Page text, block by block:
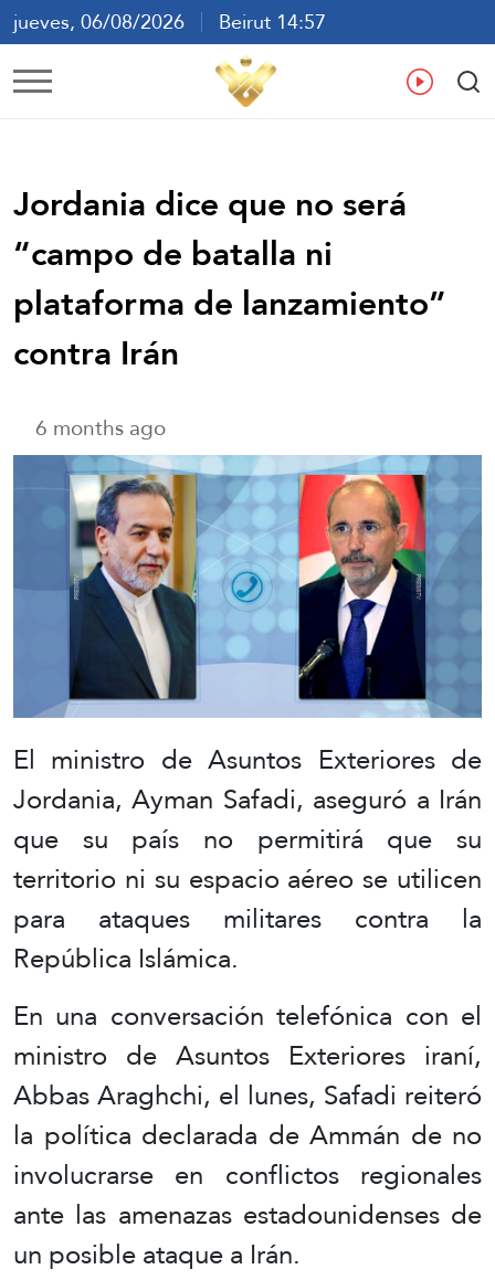
jueves, 06/08/2026
Beirut 14:57
ع En
Jordania dice que no será
“campo de batalla ni
plataforma de lanzamiento”
contra Irán
6 months ago
El ministro de Asuntos Exteriores de
Jordania, Ayman Safadi, aseguró a Irán
que su país no permitirá que su
territorio ni su espacio aéreo se utilicen
para ataques militares contra la
República Islámica.
En una conversación telefónica con el
ministro de Asuntos Exteriores iraní,
Abbas Araghchi, el lunes, Safadi reiteró
la política declarada de Ammán de no
involucrarse en conflictos regionales
ante las amenazas estadounidenses de
un posible ataque a Irán.